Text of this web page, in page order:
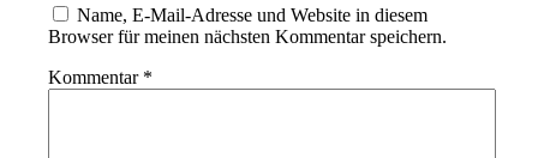
Name, E-Mail-Adresse und Website in diesem
Browser für meinen nächsten Kommentar speichern.
Kommentar *